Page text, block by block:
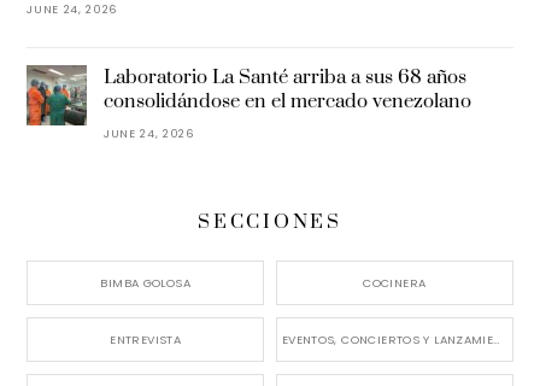
JUNE 24, 2026
Laboratorio La Santé arriba a sus 68 años
consolidándose en el mercado venezolano
JUNE 24, 2026
SECCIONES
BIMBA GOLOSA COCINERA
ENTREVISTA EVENTOS, CONCIERTOS Y LANZAMIENTOS